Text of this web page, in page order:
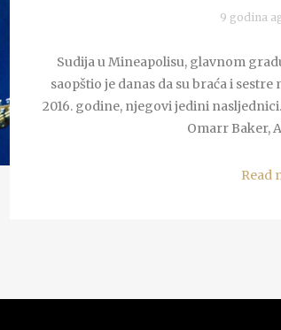
9 godina
Sudija u Mineapolisu, glavnom
saopštio je danas da su braća i
2016. godine, njegovi jedini
Omarr Baker,
Read